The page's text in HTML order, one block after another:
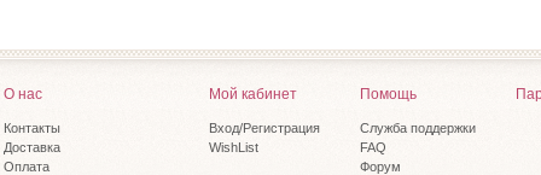
О нас
Контакты
Доставка
Оплата
Мой кабинет
Вход/Регистрация
WishList
Помощь
Служба поддержки
FAQ
Форум